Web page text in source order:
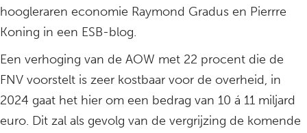
hoogleraren economie Raymond Gradus en Pierrre
Koning in een ESB-blog.
Een verhoging van de AOW met 22 procent die de
FNV voorstelt is zeer kostbaar voor de overheid, in
2024 gaat het hier om een bedrag van 10 á 11 miljard
euro. Dit zal als gevolg van de vergrijzing de komende